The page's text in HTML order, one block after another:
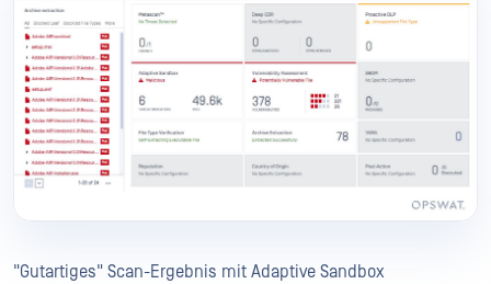
"Gutartiges" Scan-Ergebnis mit Adaptive Sandbox